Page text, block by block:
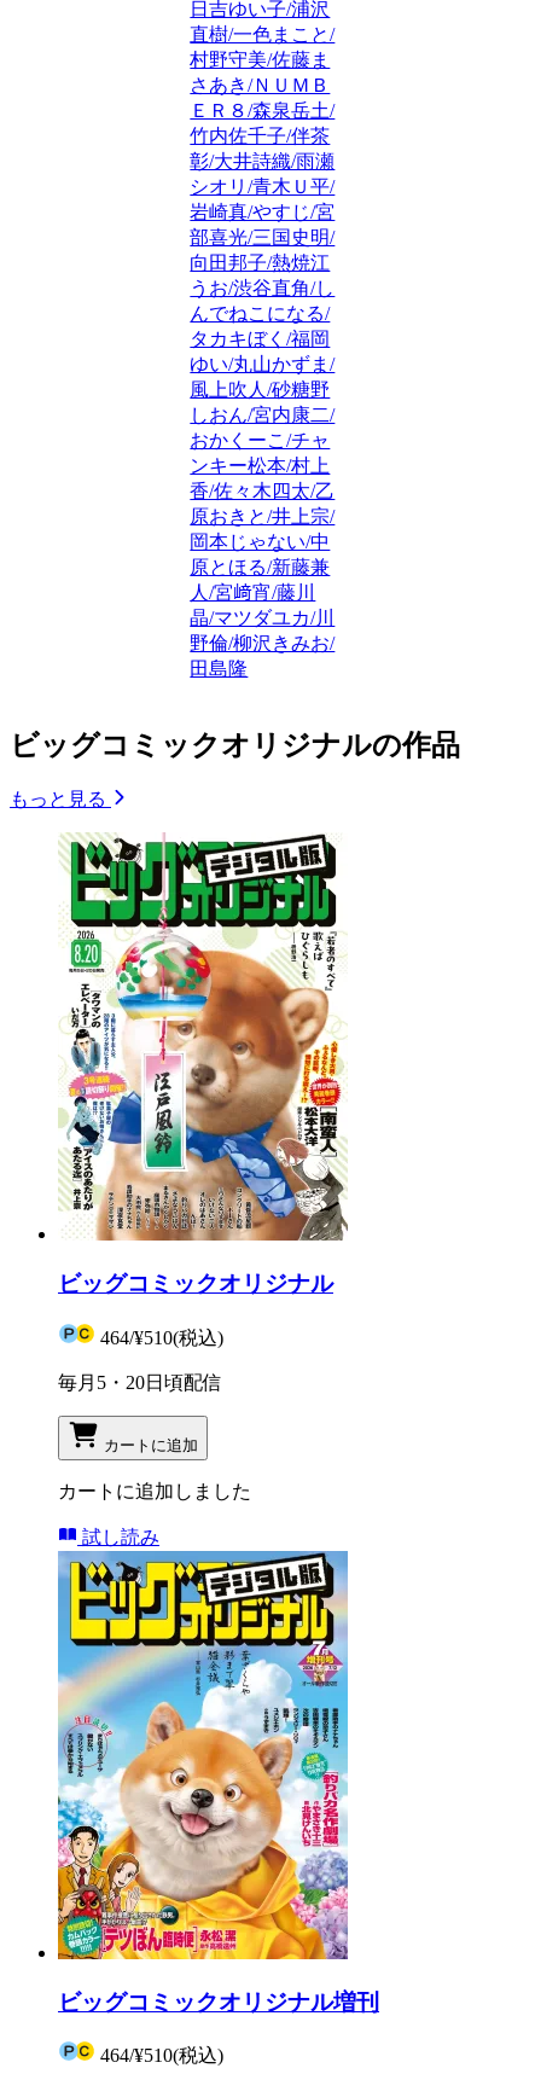
日吉ゆい子/浦沢
直樹/一色まこと/
村野守美/佐藤ま
さあき/ＮＵＭＢ
ＥＲ８/森泉岳土/
竹内佐千子/伴茶
彰/大井詩織/雨瀬
シオリ/青木Ｕ平/
岩崎真/やすじ/宮
部喜光/三国史明/
向田邦子/熱焼江
うお/渋谷直角/し
んでねこになる/
タカキぼく/福岡
ゆい/丸山かずま/
風上吹人/砂糖野
しおん/宮内康二/
おかくーこ/チャ
ンキー松本/村上
香/佐々木四太/乙
原おきと/井上宗/
岡本じゃない/中
原とほる/新藤兼
人/宮﨑宵/藤川
晶/マツダユカ/川
野倫/柳沢きみお/
田島隆
ビッグコミックオリジナルの作品
もっと見る
ビッグコミックオリジナル
464/¥510(税込)
毎月5・20日頃配信
カートに追加
カートに追加しました
試し読み
ビッグコミックオリジナル増刊
464/¥510(税込)